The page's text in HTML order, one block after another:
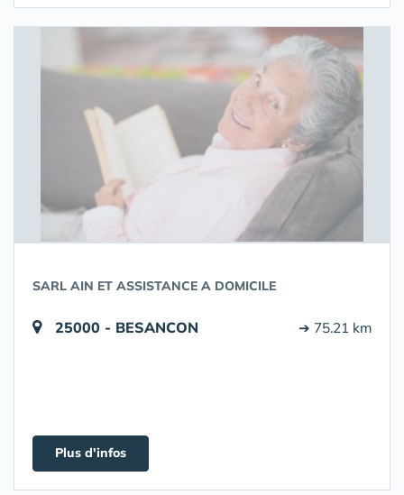
SARL AIN ET ASSISTANCE A DOMICILE
25000 - BESANCON ➔ 75.21 km
Plus d'infos